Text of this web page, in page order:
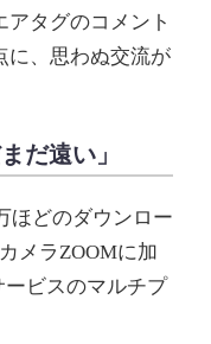
タグのコメント
に、思わぬ交流が
だ遠い」
ほどのダウンロー
メラZOOMに加
ービスのマルチプ